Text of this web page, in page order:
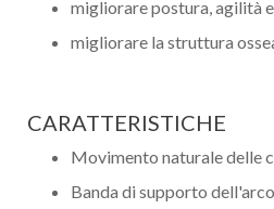
migliorare postura, agilità
migliorare la struttura
CARATTERISTICHE
Movimento naturale delle
Banda di supporto